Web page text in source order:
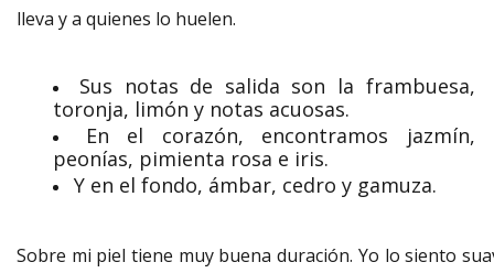
lleva y a quienes lo huelen.
Sus notas de salida son la frambuesa,
toronja, limón y notas acuosas.
En el corazón, encontramos jazmín,
peonías, pimienta rosa e iris.
Y en el fondo, ámbar, cedro y gamuza.
Sobre mi piel tiene muy buena duración. Yo lo siento